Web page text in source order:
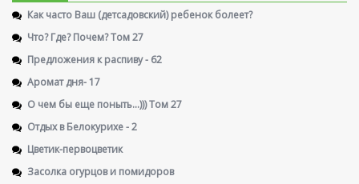
Как часто Ваш (детсадовский) ребенок болеет?
Что? Где? Почем? Том 27
Предложения к распиву - 62
Аромат дня- 17
О чем бы еще поныть...))) Том 27
Отдых в Белокурихе - 2
Цветик-первоцветик
Засолка огурцов и помидоров